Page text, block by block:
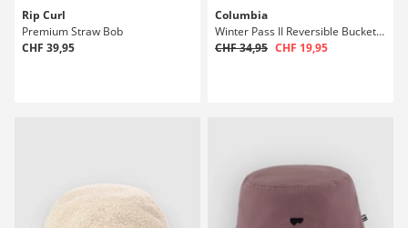
Rip Curl
Premium Straw Bob
CHF 39,95
Columbia
Winter Pass II Reversible Bucket Casquette
CHF 34,95 CHF 19,95